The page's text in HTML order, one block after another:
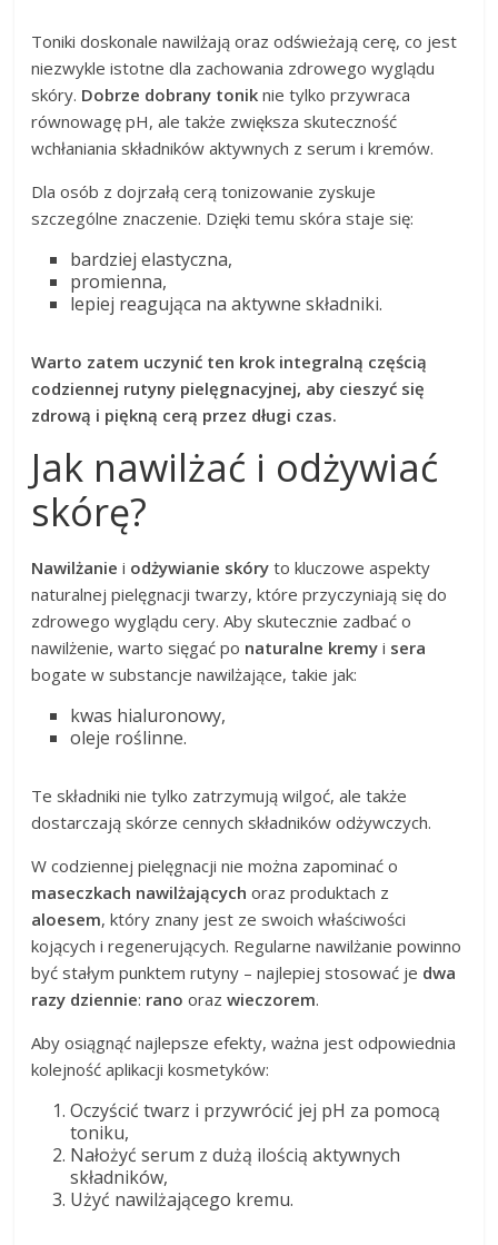
Toniki doskonale nawilżają oraz odświeżają cerę, co jest
niezwykle istotne dla zachowania zdrowego wyglądu
skóry. Dobrze dobrany tonik nie tylko przywraca
równowagę pH, ale także zwiększa skuteczność
wchłaniania składników aktywnych z serum i kremów.
Dla osób z dojrzałą cerą tonizowanie zyskuje
szczególne znaczenie. Dzięki temu skóra staje się:
bardziej elastyczna,
promienna,
lepiej reagująca na aktywne składniki.
Warto zatem uczynić ten krok integralną częścią
codziennej rutyny pielęgnacyjnej, aby cieszyć się
zdrową i piękną cerą przez długi czas.
Jak nawilżać i odżywiać
skórę?
Nawilżanie i odżywianie skóry to kluczowe aspekty
naturalnej pielęgnacji twarzy, które przyczyniają się do
zdrowego wyglądu cery. Aby skutecznie zadbać o
nawilżenie, warto sięgać po naturalne kremy i sera
bogate w substancje nawilżające, takie jak:
kwas hialuronowy,
oleje roślinne.
Te składniki nie tylko zatrzymują wilgoć, ale także
dostarczają skórze cennych składników odżywczych.
W codziennej pielęgnacji nie można zapominać o
maseczkach nawilżających oraz produktach z
aloesem, który znany jest ze swoich właściwości
kojących i regenerujących. Regularne nawilżanie powinno
być stałym punktem rutyny – najlepiej stosować je dwa
razy dziennie: rano orazwieczorem.
Aby osiągnąć najlepsze efekty, ważna jest odpowiednia
kolejność aplikacji kosmetyków:
Oczyścić twarz i przywrócić jej pH za pomocą
toniku,
Nałożyć serum z dużą ilością aktywnych
składników,
Użyć nawilżającego kremu.